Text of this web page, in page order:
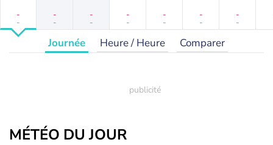
-
-
-
-
-
-
-
-
-
-
-
-
-
-
Journée Heure / Heure Comparer
MÉTÉO DU JOUR